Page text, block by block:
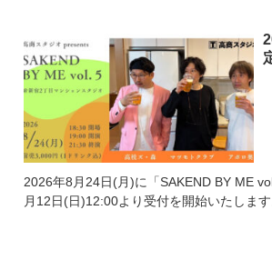
2026年8月24日(月)に「SAKEND BY ME vol.５」の開催が
月12日(日)12:00より受付を開始いたします